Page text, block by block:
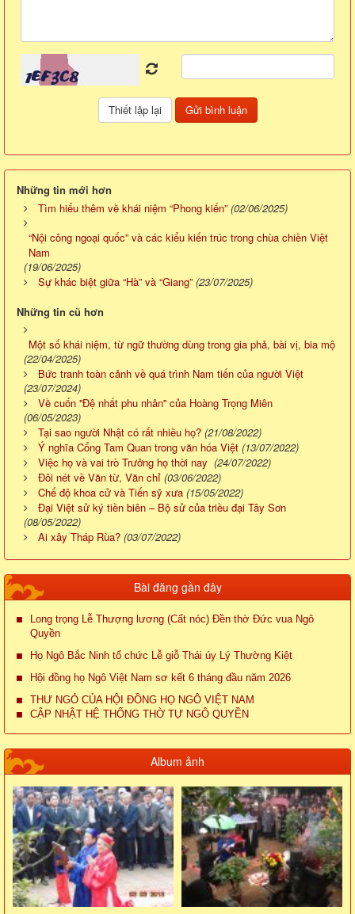
Những tin mới hơn
Tìm hiểu thêm về khái niệm “Phong kiến” (02/06/2025)
“Nội công ngoại quốc” và các kiểu kiến trúc trong chùa chiền Việt
Nam
(19/06/2025)
Sự khác biệt giữa “Hà” và “Giang” (23/07/2025)
Những tin cũ hơn
Một số khái niệm, từ ngữ thường dùng trong gia phả, bài vị, bia mộ
(22/04/2025)
Bức tranh toàn cảnh về quá trình Nam tiến của người Việt
(23/07/2024)
Về cuốn ''Đệ nhất phu nhân'' của Hoàng Trọng Miên
(06/05/2023)
Tại sao người Nhật có rất nhiều họ? (21/08/2022)
Ý nghĩa Cổng Tam Quan trong văn hóa Việt (13/07/2022)
Việc họ và vai trò Trưởng họ thời nay (24/07/2022)
Đôi nét về Văn từ, Văn chỉ (03/06/2022)
Chế độ khoa cử và Tiến sỹ xưa (15/05/2022)
Đại Việt sử ký tiền biên – Bộ sử của triều đại Tây Sơn
(08/05/2022)
Ai xây Tháp Rùa? (03/07/2022)
Bài đăng gần đây
Long trọng Lễ Thượng lương (Cất nóc) Đền thờ Đức vua Ngô
Quyền
Họ Ngô Bắc Ninh tổ chức Lễ giỗ Thái úy Lý Thường Kiệt
Hội đồng họ Ngô Việt Nam sơ kết 6 tháng đầu năm 2026
THƯ NGỎ CỦA HỘI ĐỒNG HỌ NGÔ VIỆT NAM
CẬP NHẬT HỆ THỐNG THỜ TỰ NGÔ QUYỀN
Album ảnh